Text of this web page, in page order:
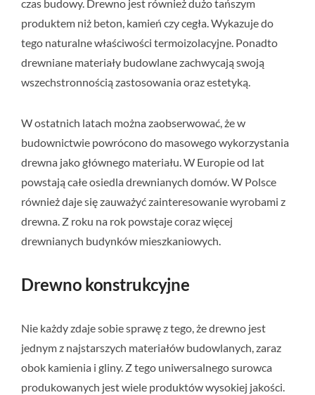
czas budowy. Drewno jest również dużo tańszym
produktem niż beton, kamień czy cegła. Wykazuje do
tego naturalne właściwości termoizolacyjne. Ponadto
drewniane materiały budowlane zachwycają swoją
wszechstronnością zastosowania oraz estetyką.
W ostatnich latach można zaobserwować, że w
budownictwie powrócono do masowego wykorzystania
drewna jako głównego materiału. W Europie od lat
powstają całe osiedla drewnianych domów. W Polsce
również daje się zauważyć zainteresowanie wyrobami z
drewna. Z roku na rok powstaje coraz więcej
drewnianych budynków mieszkaniowych.
Drewno konstrukcyjne
Nie każdy zdaje sobie sprawę z tego, że drewno jest
jednym z najstarszych materiałów budowlanych, zaraz
obok kamienia i gliny. Z tego uniwersalnego surowca
produkowanych jest wiele produktów wysokiej jakości.